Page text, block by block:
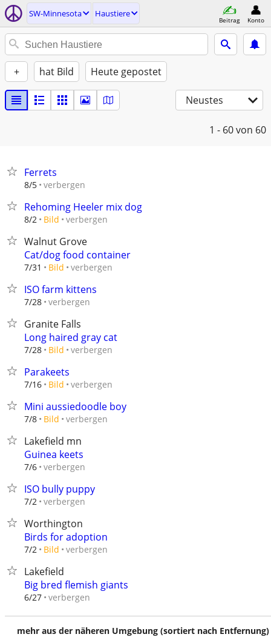
SW-Minnesota Haustiere
Beitrag Konto
+ hat Bild Heute gepostet
Neustes
1 - 60von 60
Ferrets
8/5 verbergen
Rehoming Heeler mix dog
8/2 Bild verbergen
Walnut Grove
Cat/dog food container
7/31 Bild verbergen
ISO farm kittens
7/28 verbergen
Granite Falls
Long haired gray cat
7/28 Bild verbergen
Parakeets
7/16 Bild verbergen
Mini aussiedoodle boy
7/8 Bild verbergen
Lakefield mn
Guinea keets
7/6 verbergen
ISO bully puppy
7/2 verbergen
Worthington
Birds for adoption
7/2 Bild verbergen
Lakefield
Big bred flemish giants
6/27 verbergen
mehr aus der näheren Umgebung (sortiert nach Entfernung)